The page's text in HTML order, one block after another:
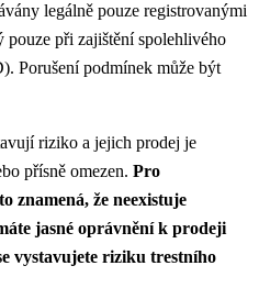
legálně pouze registrovanými
při zajištění spolehlivého
Porušení podmínek může být
riziko a jejich prodej je
přísně omezen. Pro
znamená, že neexistuje
jasné oprávnění k prodeji
vystavujete riziku trestního